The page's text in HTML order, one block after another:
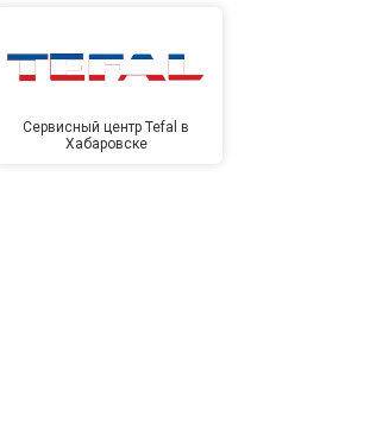
Сервисный центр Tefal в
Хабаровске